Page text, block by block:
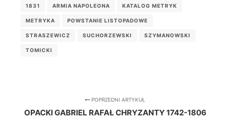
1831 ARMIA NAPOLEONA KATALOG METRYK
METRYKA POWSTANIE LISTOPADOWE
STRASZEWICZ SUCHORZEWSKI SZYMANOWSKI
TOMICKI
POPRZEDNI ARTYKUŁ
OPACKI GABRIEL RAFAŁ CHRYZANTY 1742-1806